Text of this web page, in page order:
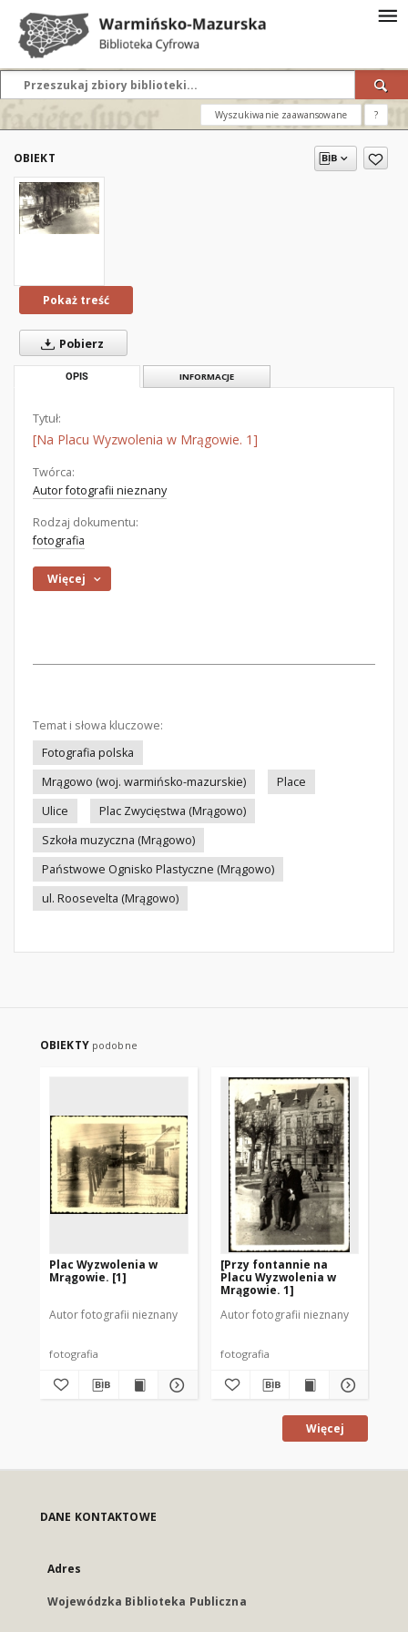
Wyszukiwanie zaawansowane ?
OBIEKT
Pokaż treść
Pobierz
OPIS INFORMACJE
Tytuł:
[Na Placu Wyzwolenia w Mrągowie. 1]
Twórca:
Autor fotografii nieznany
Rodzaj dokumentu:
fotografia
Więcej
Temat i słowa kluczowe:
Fotografia polska
Mrągowo (woj. warmińsko-mazurskie)
Place
Ulice
Plac Zwycięstwa (Mrągowo)
Szkoła muzyczna (Mrągowo)
Państwowe Ognisko Plastyczne (Mrągowo)
ul. Roosevelta (Mrągowo)
OBIEKTY podobne
Plac Wyzwolenia w
Mrągowie. [1]
Autor fotografii nieznany
fotografia
[Przy fontannie na
Placu Wyzwolenia w
Mrągowie. 1]
Autor fotografii nieznany
fotografia
Więcej
DANE KONTAKTOWE
Adres
Wojewódzka Biblioteka Publiczna